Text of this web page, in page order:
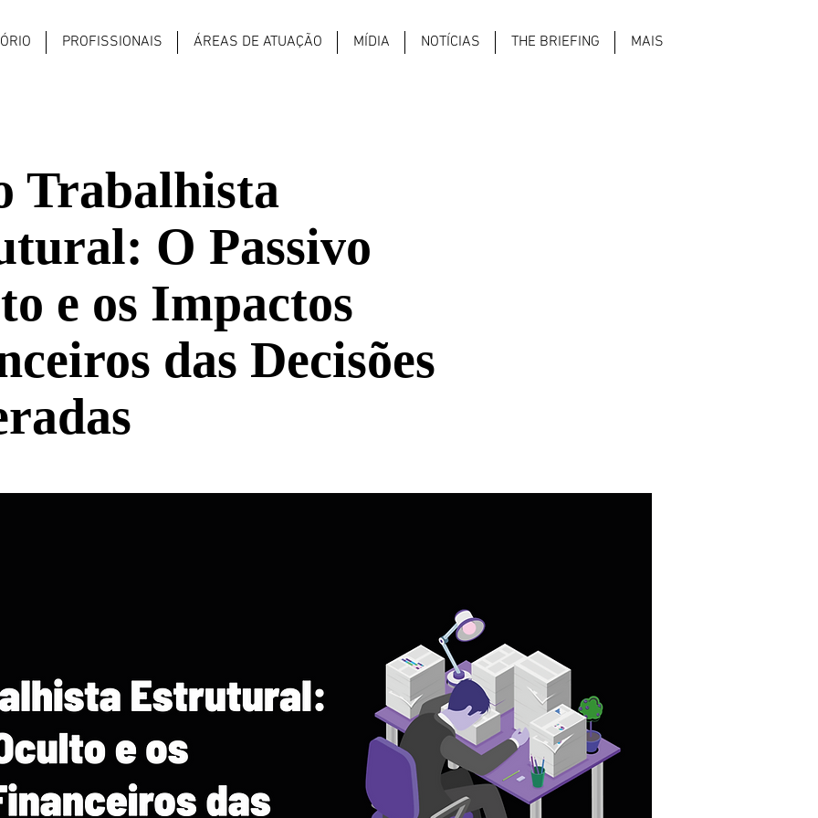
PROFISSIONAIS ÁREAS DE ATUAÇÃO MÍDIA NOTÍCIAS THE BRIEFING MAIS
Trabalhista
O Passivo
e os Impactos
das Decisões